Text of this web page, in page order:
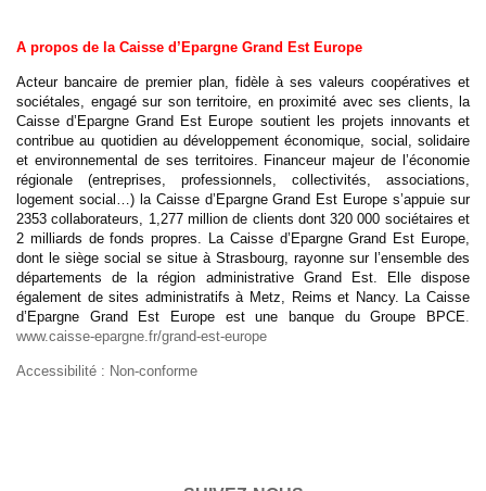
A propos de la Caisse d’Epargne Grand Est Europe
Acteur bancaire de premier plan, fidèle à ses valeurs coopératives et
sociétales, engagé sur son territoire, en proximité avec ses clients, la
Caisse d’Epargne Grand Est Europe soutient les projets innovants et
contribue au quotidien au développement économique, social, solidaire
et environnemental de ses territoires. Financeur majeur de l’économie
régionale (entreprises, professionnels, collectivités, associations,
logement social…) la Caisse d’Epargne Grand Est Europe s’appuie sur
2353 collaborateurs, 1,277 million de clients dont 320 000 sociétaires et
2 milliards de fonds propres. La Caisse d’Epargne Grand Est Europe,
dont le siège social se situe à Strasbourg, rayonne sur l’ensemble des
départements de la région administrative Grand Est. Elle dispose
également de sites administratifs à Metz, Reims et Nancy. La Caisse
d’Epargne Grand Est Europe est une banque du Groupe BPCE
www.caisse-epargne.fr/grand-est-europe
Accessibilité : Non-conforme